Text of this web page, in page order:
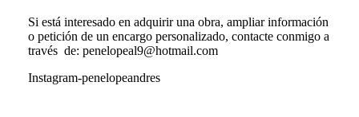
Si está interesado en adquirir una obra, ampliar información
o petición de un encargo personalizado, contacte conmigo a
través de: penelopeal9@hotmail.com
Instagram-penelopeandres